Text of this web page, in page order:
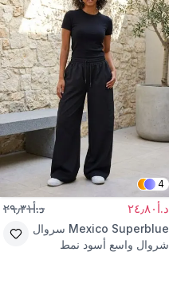
4
د.أ٢٤٫٨٠ د.أ٢٩٫٣١
Mexico Superblue سروال
شروال واسع أسود نمط